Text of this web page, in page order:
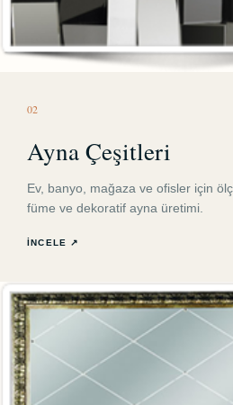
02
Ayna Çeşitleri
Ev, banyo, mağaza ve ofisler için
füme ve dekoratif ayna üretimi.
İNCELE ↗